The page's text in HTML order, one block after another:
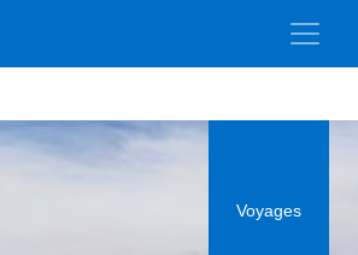
Voyages